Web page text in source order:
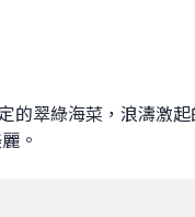
的翠綠海菜，浪濤激
。